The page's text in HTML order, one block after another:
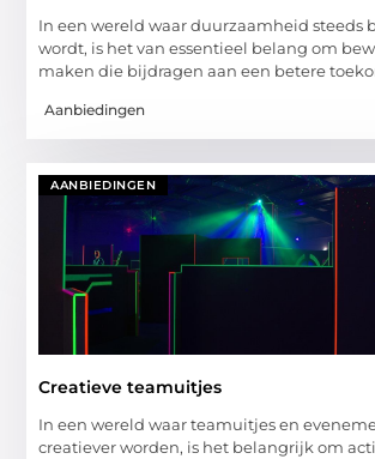
In een wereld waar duurzaamheid steeds
wordt, is het van essentieel belang om
maken die bijdragen aan een betere
Aanbiedingen
AANBIEDINGEN
Creatieve teamuitjes
In een wereld waar teamuitjes en
creatiever worden, is het belangrijk om